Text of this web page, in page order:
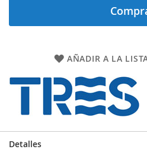
AÑADIR A LA
Detalles